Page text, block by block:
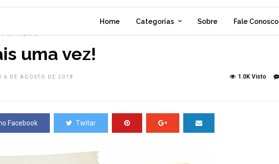
Home Categorias Sobre Fale Conosco
TOP NEWS
uma vez!
6 DE AGOSTO DE 2018 1.0K Visto
Facebook Twitar